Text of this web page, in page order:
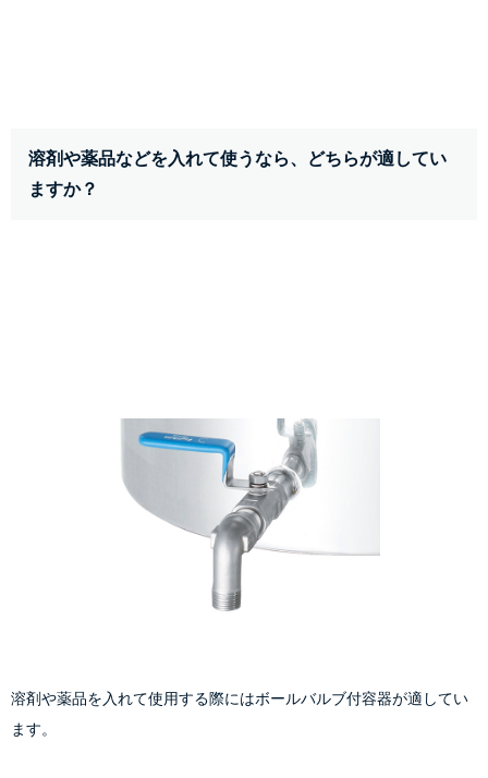
溶剤や薬品などを入れて使うなら、どちらが適してい
ますか？
溶剤や薬品を入れて使用する際にはボールバルブ付容器が適してい
ます。